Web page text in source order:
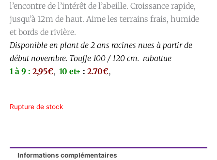
l’encontre de l’intérêt de l’abeille. Croissance rapide,
jusqu’à 12m de haut. Aime les terrains frais, humide
et bords de rivière.
Disponible en plant de 2 ans racines nues à partir de
début novembre. Touffe 100 / 120 cm. rabattue
1 à 9 : 2,95€, 10 et+ : 2.70€,
Rupture de stock
Informations complémentaires